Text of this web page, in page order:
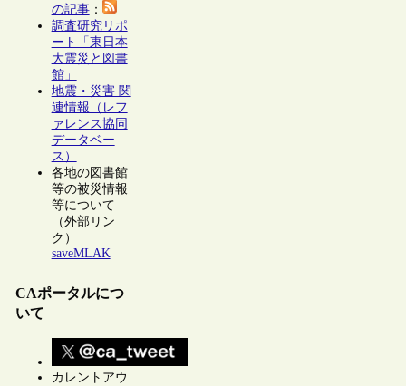
の記事：
調査研究リポ
ート「東日本
大震災と図書
館」
地震・災害 関
連情報（レフ
ァレンス協同
データベー
ス）
各地の図書館
等の被災情報
等について
（外部リン
ク）
saveMLAK
CAポータルにつ
いて
カレントアウ